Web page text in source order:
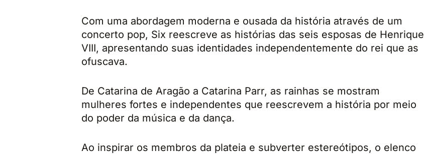
Com uma abordagem moderna e ousada da história através de um
concerto pop, Six reescreve as histórias das seis esposas de Henrique
VIII, apresentando suas identidades independentemente do rei que as
ofuscava.
De Catarina de Aragão a Catarina Parr, as rainhas se mostram
mulheres fortes e independentes que reescrevem a história por meio
do poder da música e da dança.
Ao inspirar os membros da plateia e subverter estereótipos, o elenco